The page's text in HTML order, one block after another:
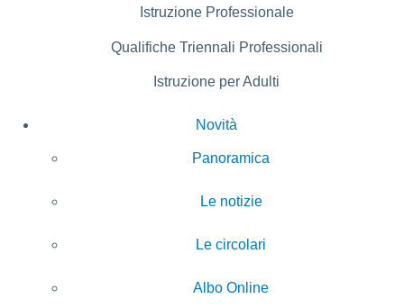
Istruzione Professionale
Qualifiche Triennali Professionali
Istruzione per Adulti
Novità
Panoramica
Le notizie
Le circolari
Albo Online